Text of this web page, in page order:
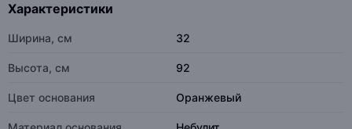
Характеристики
Ширина, см 32
Высота, см 92
Цвет основания Оранжевый